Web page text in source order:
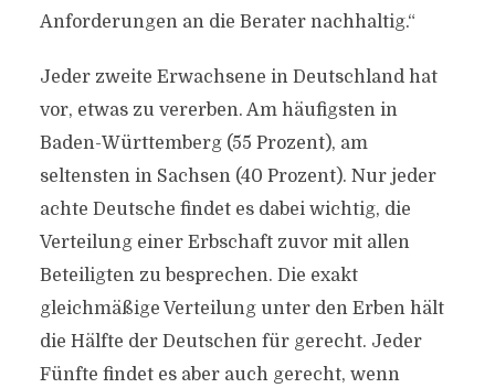
Anforderungen an die Berater nachhaltig.“
Jeder zweite Erwachsene in Deutschland hat
vor, etwas zu vererben. Am häufigsten in
Baden-Württemberg (55 Prozent), am
seltensten in Sachsen (40 Prozent). Nur jeder
achte Deutsche findet es dabei wichtig, die
Verteilung einer Erbschaft zuvor mit allen
Beteiligten zu besprechen. Die exakt
gleichmäßige Verteilung unter den Erben hält
die Hälfte der Deutschen für gerecht. Jeder
Fünfte findet es aber auch gerecht, wenn